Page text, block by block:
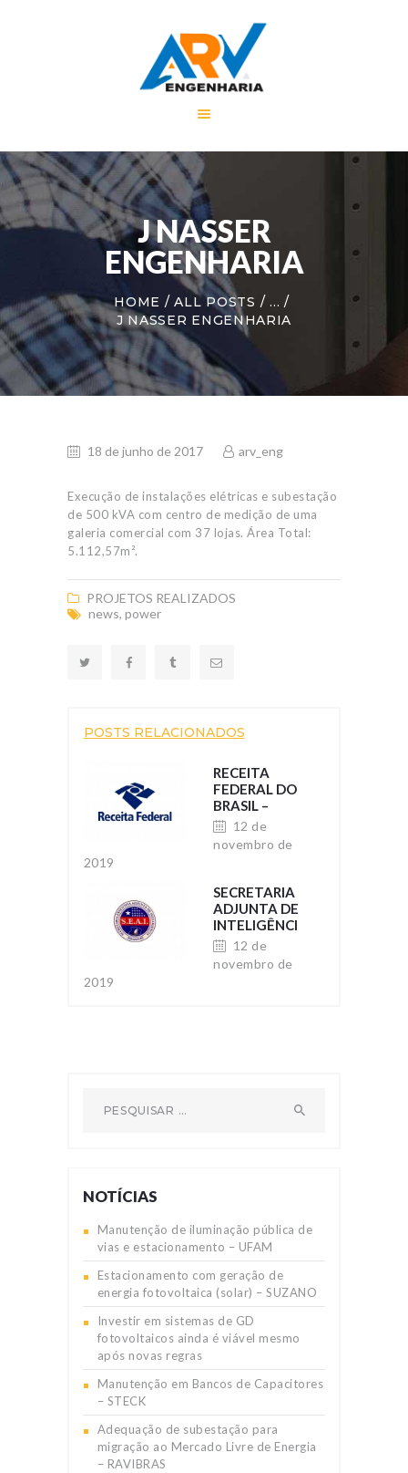
J NASSER
ENGENHARIA
HOME ALL POSTS
...
J NASSER ENGENHARIA
A EMPRESA
SERVIÇOS
PORTFÓLIO
NOTÍCIAS
CONTATO
18 de junho de 2017 arv_eng
Execução de instalações elétricas e subestação
de 500 kVA com centro de medição de uma
galeria comercial com 37 lojas. Área Total:
5.112,57m².
PROJETOS REALIZADOS
news,power
POSTS RELACIONADOS
RECEITA
FEDERAL DO
BRASIL –
SUPERINT.
DE
ADMINISTRA
AMAZONAS
12 de
novembro de
2019
SECRETARIA
ADJUNTA DE
INTELIGÊNCI
A – SEAI/AM
12 de
novembro de
2019
NOTÍCIAS
Manutenção de iluminação pública de
vias e estacionamento – UFAM
Estacionamento com geração de
energia fotovoltaica (solar) – SUZANO
Investir em sistemas de GD
fotovoltaicos ainda é viável mesmo
após novas regras
Manutenção em Bancos de Capacitores
– STECK
Adequação de subestação para
migração ao Mercado Livre de Energia
– RAVIBRAS